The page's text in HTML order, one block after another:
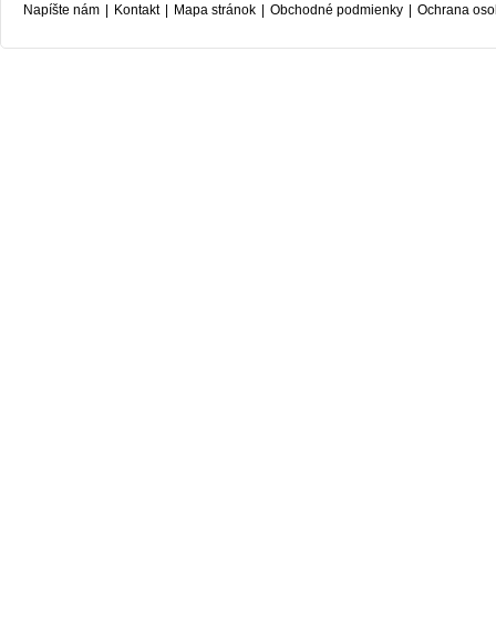
Napíšte nám | Kontakt | Mapa stránok | Obchodné podmienky | Ochrana